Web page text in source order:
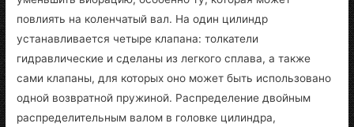
повлиять на коленчатый вал. На один цилиндр
устанавливается четыре клапана: толкатели
гидравлические и сделаны из легкого сплава, а также
сами клапаны, для которых оно может быть использовано
одной возвратной пружиной. Распределение двойным
распределительным валом в головке цилиндра,